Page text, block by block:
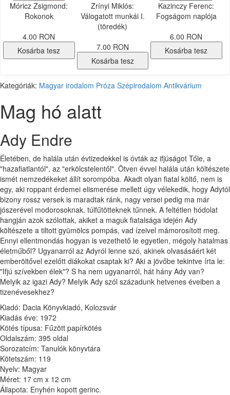
Móricz Zsigmond:
Rokonok
4.00 RON
Kosárba tesz
Zrínyi Miklós:
Válogatott munkái I.
(töredék)
7.00 RON
Kosárba tesz
Kazinczy Ferenc:
Fogságom naplója
6.00 RON
Kosárba tesz
Kategóriák: Magyar irodalom Próza Szépirodalom Antikvárium
Mag hó alatt
Ady Endre
Életében, de halála után évtizedekkel is óvták az ifjúságot Tőle, a
"hazafiatlantól", az "erkölcstelentől". Ötven évvel halála után költészete
ismét nemzedékeket állít sorompóba. Akadt olyan fiatal költő, nem is
egy, aki roppant érdemei elismerése mellett úgy vélekedik, hogy Adytól
bizony rossz versek is maradtak ránk, nagy versei pedig ma már
jószerével modorosoknak, túlfűtötteknek tűnnek. A feltétlen hódolat
hangján azok szólottak, akiket a maguk fiatalsága idején Ady
költészete a tiltott gyümölcs pompás, vad ízeivel mámorosított meg.
Ennyi ellentmondás hogyan is vezethető le egyetlen, mégoly hatalmas
életműből? Ugyanarról az Adyról lenne szó, akinek olvasásáért két
emberöltővel ezelőtt diákokat csaptak ki? Aki a jövőbe tekintve írta le:
"Ifjú szívekben élek"? S ha nem ugyanarról, hát hány Ady van?
Melyik az igazi Ady? Melyik Ady szól századunk hetvenes éveiben a
tizenévesekhez?
Kiadó: Dacia Könyvkiadó, Kolozsvár
Kiadás éve: 1972
Kötés típusa: Fűzött papírkötés
Oldalszám: 395 oldal
Sorozatcím: Tanulók könyvtára
Kötetszám: 119
Nyelv: Magyar
Méret: 17 cm x 12 cm
Állapota: Enyhén kopott gerinc.